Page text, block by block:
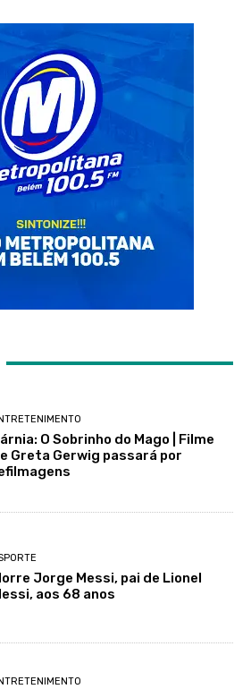
O Sobrinho do Mago | Filme
Greta Gerwig passará por
Jorge Messi, pai de Lionel
aos 68 anos